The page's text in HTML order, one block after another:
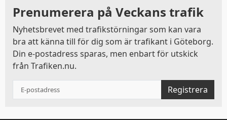
Prenumerera på Veckans trafik
Nyhetsbrevet med trafikstörningar som kan vara
bra att känna till för dig som är trafikant i Göteborg.
Din e-postadress sparas, men enbart för utskick
från Trafiken.nu.
Registrera